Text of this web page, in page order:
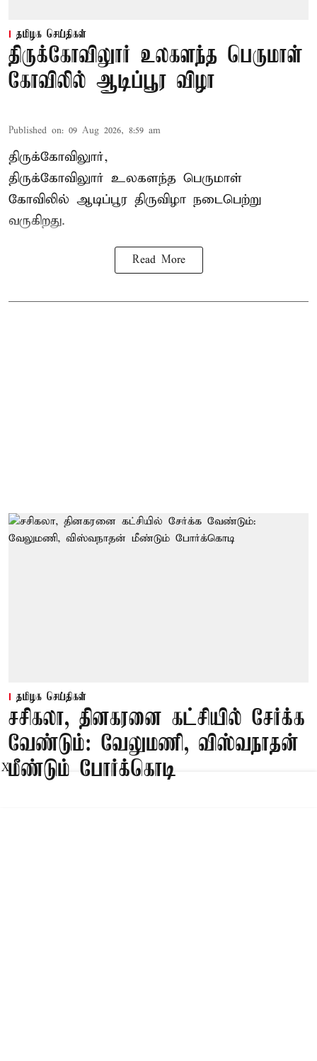
தமிழக செய்திகள்
திருக்கோவிலுார் உலகளந்த பெருமாள்
கோவிலில் ஆடிப்பூர விழா
Published on: 09 Aug 2026, 8:59 am
திருக்கோவிலுார்,
திருக்கோவிலுார் உலகளந்த பெருமாள்
கோவிலில் ஆடிப்பூர திருவிழா நடைபெற்று
வருகிறது.
Read More
தமிழக செய்திகள்
சசிகலா, தினகரனை கட்சியில் சேர்க்க
வேண்டும்: வேலுமணி, விஸ்வநாதன்
மீண்டும் போர்க்கொடி
X